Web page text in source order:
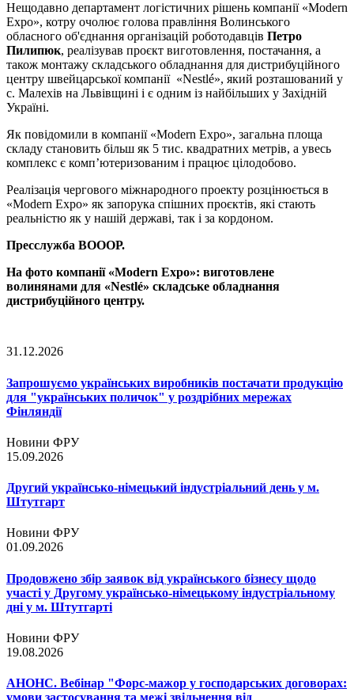
Нещодавно департамент логістичних рішень компанії «Modern
Expo», котру очолює голова правління Волинського
обласного об'єднання організацій роботодавців Петро
Пилипюк, реалізував проєкт виготовлення, постачання, а
також монтажу складського обладнання для дистрибуційного
центру швейцарської компанії «Nestlé», який розташований у
с. Малехів на Львівщині і є одним із найбільших у Західній
Україні.
Як повідомили в компанії «Modern Expo», загальна площа
складу становить більш як 5 тис. квадратних метрів, а увесь
комплекс є комп’ютеризованим і працює цілодобово.
Реалізація чергового міжнародного проекту розцінюється в
«Modern Expo» як запорука спішних проєктів, які стають
реальністю як у нашій державі, так і за кордоном.
Пресслужба ВОООР.
На фото компанії «Modern Expo»: виготовлене
волинянами для «Nestlé» складське обладнання
дистрибуційного центру.
31.12.2026
Запрошуємо українських виробників постачати продукцію
для "українських поличок" у роздрібних мережах
Фінляндії
Новини ФРУ
15.09.2026
Другий українсько-німецький індустріальний день у м.
Штутгарт
Новини ФРУ
01.09.2026
Продовжено збір заявок від українського бізнесу щодо
участі у Другому українсько-німецькому індустріальному
дні у м. Штутгарті
Новини ФРУ
19.08.2026
АНОНС. Вебінар "Форс-мажор у господарських договорах: